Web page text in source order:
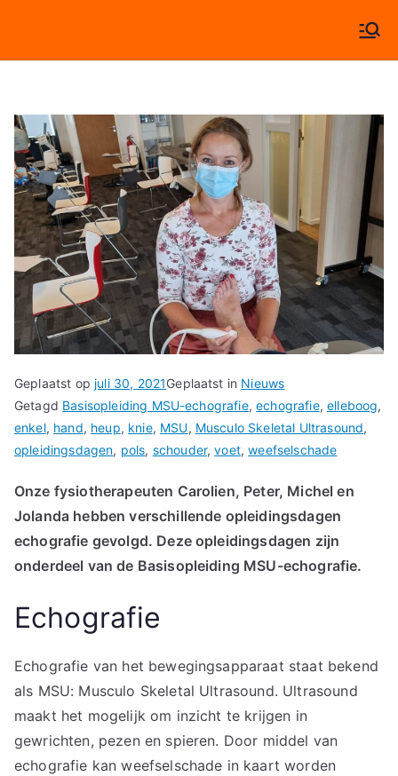
deAlgera Fysiotherapie
Geplaatst op juli 30, 2021Geplaatst in Nieuws
Getagd Basisopleiding MSU-echografie,echografie,elleboog,
enkel, hand, heup, knie, MSU, Musculo Skeletal Ultrasound,
opleidingsdagen, pols, schouder,voet,weefselschade
Onze fysiotherapeuten Carolien, Peter, Michel en
Jolanda hebben verschillende opleidingsdagen
echografie gevolgd. Deze opleidingsdagen zijn
onderdeel van de Basisopleiding MSU-echografie.
Echografie
Echografie van het bewegingsapparaat staat bekend
als MSU: Musculo Skeletal Ultrasound. Ultrasound
maakt het mogelijk om inzicht te krijgen in
gewrichten, pezen en spieren. Door middel van
echografie kan weefselschade in kaart worden